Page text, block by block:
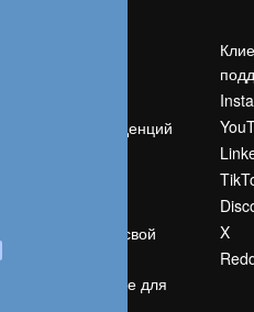
Поиск тенденций
Продайте свой
Помещение для
X